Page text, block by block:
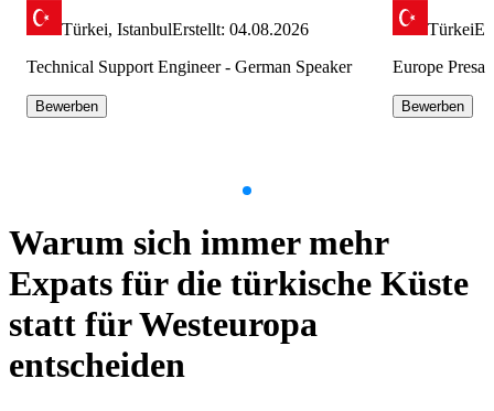
Türkei, IstanbulErstellt: 04.08.2026
Technical Support Engineer - German Speaker
Bewerben
Türkei
Europe
Bewerben
1
of
Warum sich immer mehr
Expats für die türkische Küste
statt für Westeuropa
entscheiden